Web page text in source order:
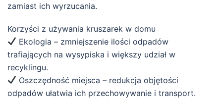
zamiast ich wyrzucania.
Korzyści z używania kruszarek w domu
Ekologia – zmniejszenie ilości odpadów
trafiających na wysypiska i większy udział w
recyklingu.
Oszczędność miejsca – redukcja objętości
odpadów ułatwia ich przechowywanie i transport.